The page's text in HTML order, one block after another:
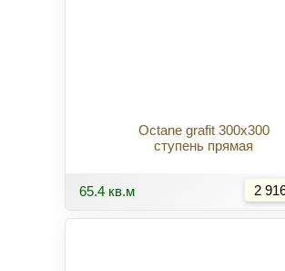
Octane grafit 300x300
ступень прямая
65.4 кв.м 2